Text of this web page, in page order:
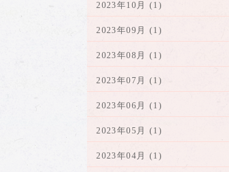
2023年10月 (1)
2023年09月 (1)
2023年08月 (1)
2023年07月 (1)
2023年06月 (1)
2023年05月 (1)
2023年04月 (1)